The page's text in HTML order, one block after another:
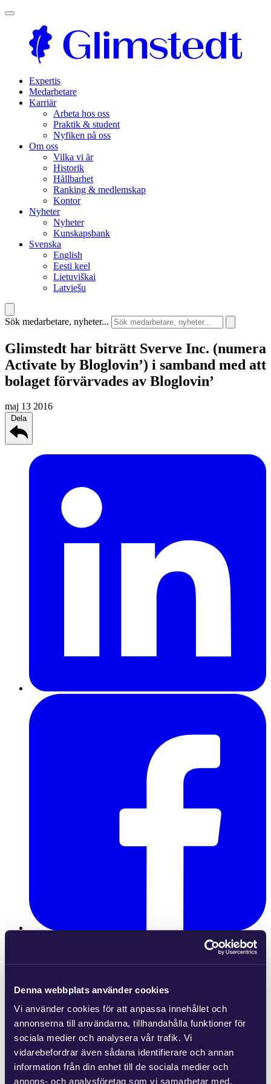
Denna webbplats använder cookies
Vi använder cookies för att anpassa innehållet och
annonserna till användarna, tillhandahålla funktioner för
sociala medier och analysera vår trafik. Vi
vidarebefordrar även sådana identifierare och annan
information från din enhet till de sociala medier och
annons- och analysföretag som vi samarbetar med.
Expertis
Medarbetare
Karriär
Arbeta hos oss
Praktik & student
Nyfiken på oss
Om oss
Vilka vi är
Historik
Hållbarhet
Ranking & medlemskap
Kontor
Nyheter
Nyheter
Kunskapsbank
Svenska
English
Eesti keel
Lietuviškai
Latviešu
Sök medarbetare, nyheter...
Glimstedt har biträtt Sverve Inc. (numera
Activate by Bloglovin’) i samband med att
bolaget förvärvades av Bloglovin’
maj 13 2016
Dela